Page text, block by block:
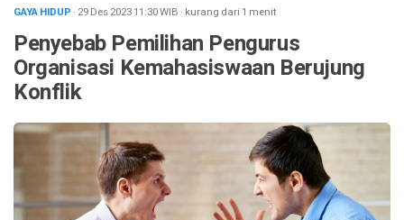
GAYA HIDUP · 29 Des 202311:30WIB · kurang dari 1 menit
Penyebab Pemilihan Pengurus
Organisasi Kemahasiswaan Berujung
Konflik